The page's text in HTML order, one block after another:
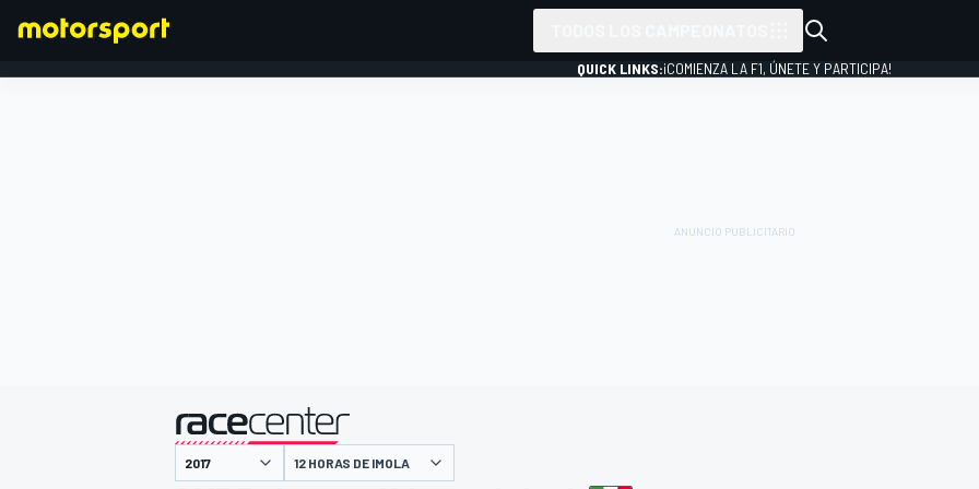
QUICK LINKS:¡COMIENZA LA F1, ÚNETE Y PARTICIPA!
presentado por
12 HORAS DE IMOLA